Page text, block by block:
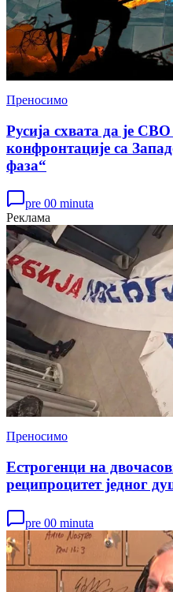
Преносимо
Русија схвата да је
конфронтације са
фаза“
pre 00 minuta
Реклама
Преносимо
Естрогенци на
реципроцитет једног
pre 00 minuta